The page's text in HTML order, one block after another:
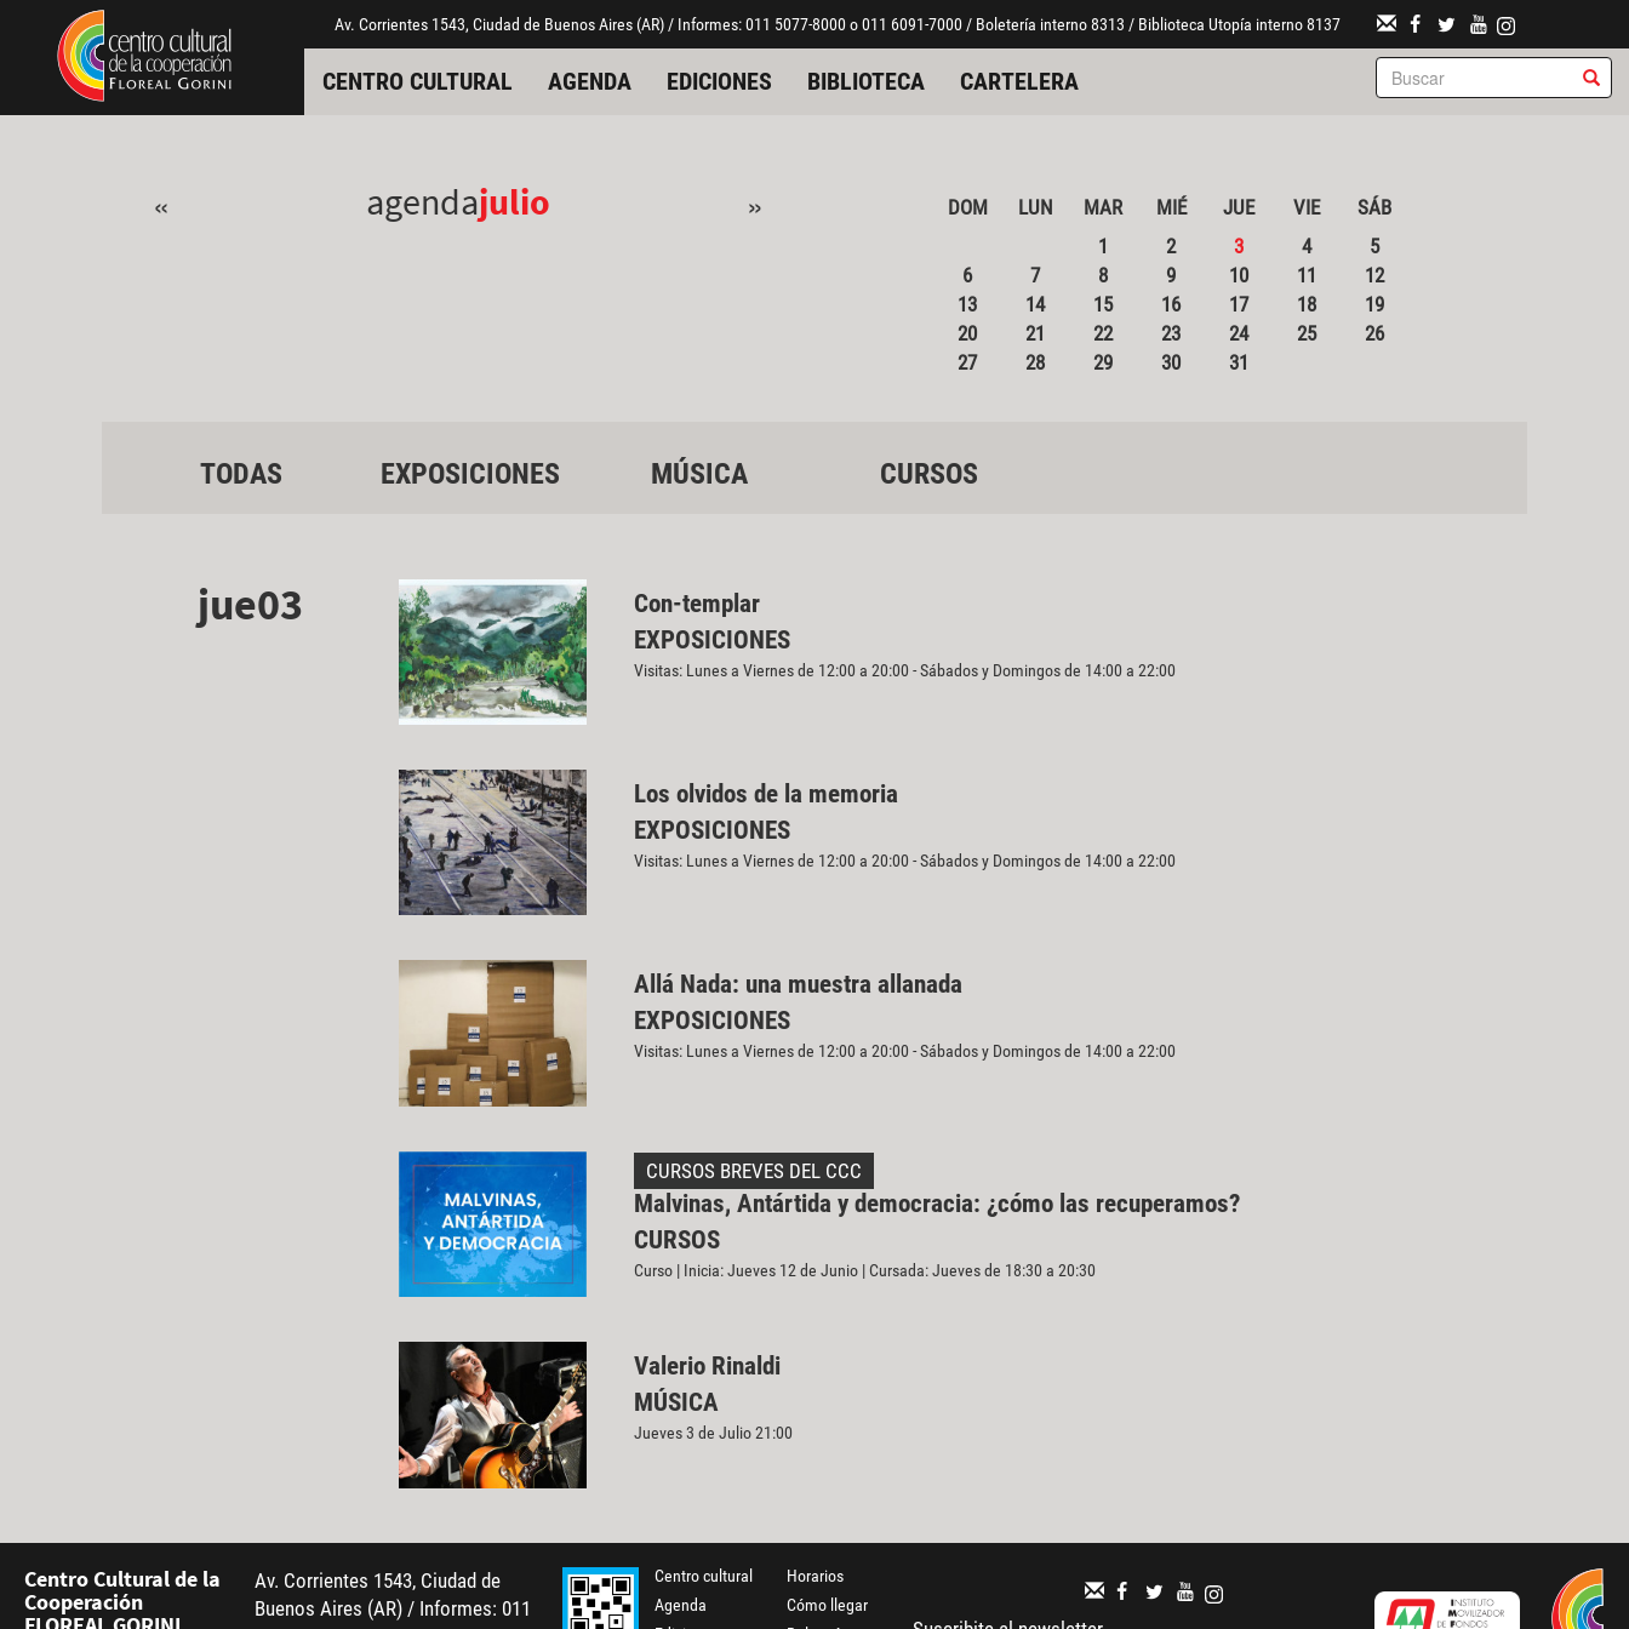
Pasar al contenido principal
Jump to main content Av. Corrientes 1543, Ciudad de Buenos Aires (AR) / Informes: 011 5077-8000 o 011 6091-7000 / Boletería interno 8313 / Biblioteca Utopía interno 8137
CENTRO CULTURAL AGENDA EDICIONES BIBLIOTECA CARTELERA
« agendajulio » DOM LUN MAR MIÉ JUE VIE
SÁB
1
2 3 4
5
6
7 8 9 10 11
12
13
14 15 16 17 18
19
20
21 22 23 24 25
26
27
28 29 30 31
TODAS EXPOSICIONES MÚSICA CURSOS
jue03
Con-templar
EXPOSICIONES
Visitas: Lunes a Viernes de 12:00 a 20:00 - Sábados y Domingos de 14:00 a 22:00
Los olvidos de la memoria
EXPOSICIONES
Visitas: Lunes a Viernes de 12:00 a 20:00 - Sábados y Domingos de 14:00 a 22:00
Allá Nada: una muestra allanada
EXPOSICIONES
Visitas: Lunes a Viernes de 12:00 a 20:00 - Sábados y Domingos de 14:00 a 22:00
CURSOS BREVES DEL CCC
Malvinas, Antártida y democracia: ¿cómo las recuperamos?
CURSOS
Curso | Inicia: Jueves 12 de Junio | Cursada: Jueves de 18:30 a 20:30
Valerio Rinaldi
MÚSICA
Jueves 3 de Julio 21:00
Centro Cultural de la
Cooperación
Av. Corrientes 1543, Ciudad de
Buenos Aires (AR) / Informes: 011
Centro cultural
Agenda
Horarios
Cómo llegar